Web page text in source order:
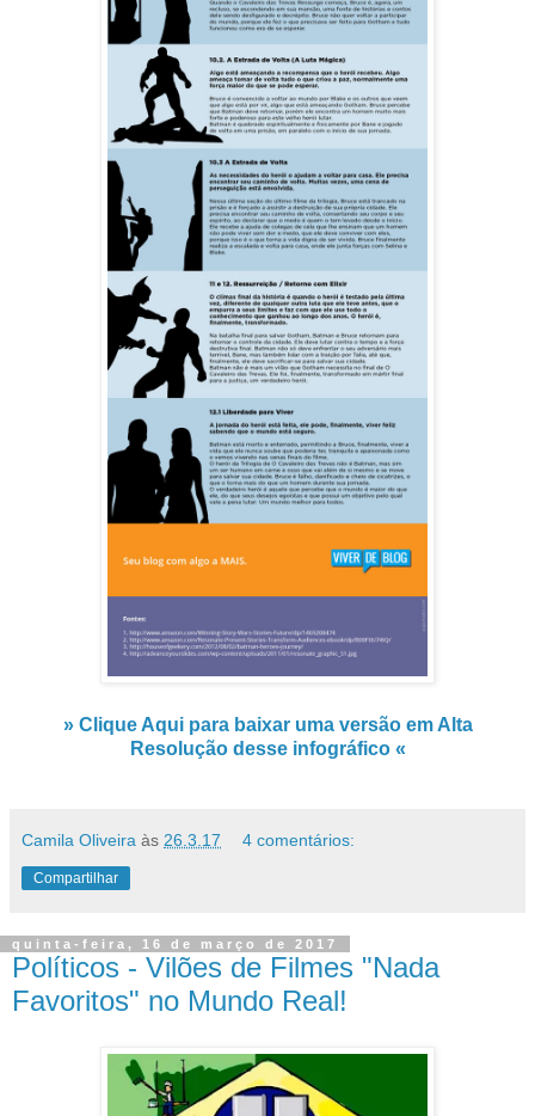
» Clique Aqui para baixar uma versão em Alta
Resolução desse infográfico «
Camila Oliveira às 26.3.17 4 comentários:
Compartilhar
quinta-feira, 16 de março de 2017
Políticos - Vilões de Filmes "Nada
Favoritos" no Mundo Real!